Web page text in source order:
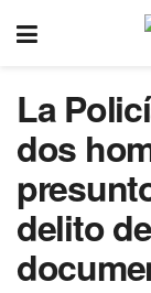
La
dos
delito